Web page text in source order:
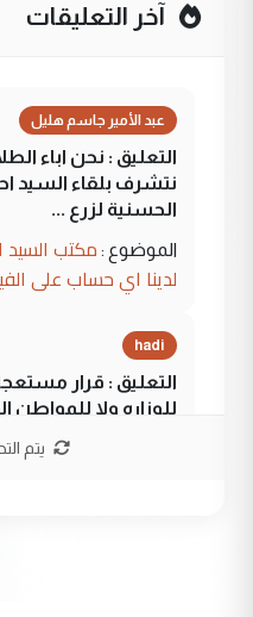
آخر التعليقات
عبد الأمير جاسم هليل
التعليق : نحن اباء
نتشرف بلقاء السيد
الحسنية لزرع ...
الموضوع : مكتب السيد
لدينا اي حساب على
hadi
التعليق : قرار
للوزاره ولا للمواطن
يتم